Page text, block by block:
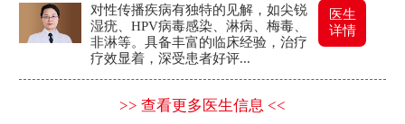
对性传播疾病有独特的见解，如尖锐
湿疣、HPV病毒感染、淋病、梅毒、
非淋等。具备丰富的临床经验，治疗
疗效显着，深受患者好评...
医生
详情
>> 查看更多医生信息 <<